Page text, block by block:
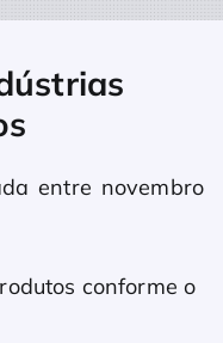
entre novembro
conforme o